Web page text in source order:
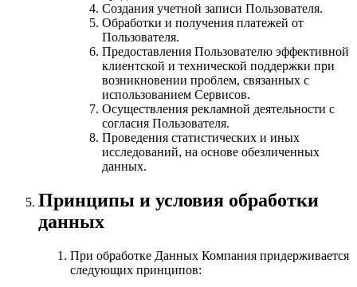
Создания учетной записи Пользователя.
Обработки и получения платежей от
Пользователя.
Предоставления Пользователю эффективной
клиентской и технической поддержки при
возникновении проблем, связанных с
использованием Сервисов.
Осуществления рекламной деятельности с
согласия Пользователя.
Проведения статистических и иных
исследований, на основе обезличенных
данных.
Принципы и условия обработки
данных
При обработке Данных Компания придерживается
следующих принципов: